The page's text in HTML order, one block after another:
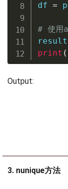
df =
# 使用
result
print (
Output:
3. nunique方法